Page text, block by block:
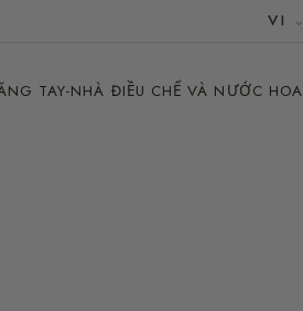
VI
TAY-NHÀ ĐIỀU CHẾ VÀ NƯỚC HOA